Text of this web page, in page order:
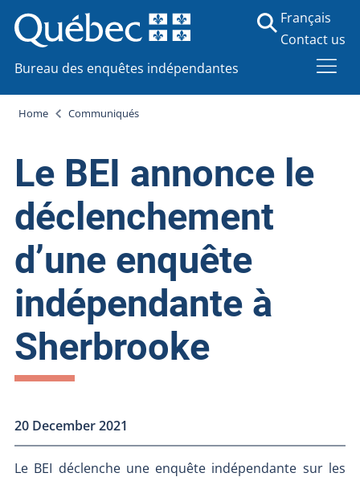
Bureau des enquêtes indépendantes
Français
Contact us
Home Communiqués
Le BEI annonce le
déclenchement
d’une enquête
indépendante à
Sherbrooke
20 December 2021
Le BEI déclenche une enquête indépendante sur les